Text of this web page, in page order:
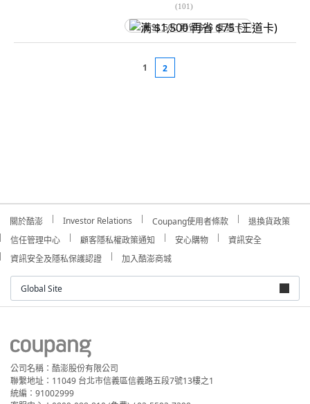
(101)
满 $1,500 再省 $75 (王道卡)
1 2
關於酷澎 Investor Relations Coupang使用者條款
退換貨政策
信任管理中心
顧客隱私權政策通知 安心購物
資訊安全
資訊安全及隱私保護認證
加入酷澎商城
Global Site
公司名稱：酷澎股份有限公司
聯繫地址：11049 台北市信義區信義路五段7號13樓之1
統編：91002999